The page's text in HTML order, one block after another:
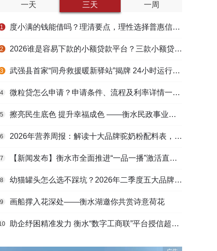
一天 三天 一周
1 度小满的钱能借吗？理清要点，理性选择普惠信贷服务
2 2026谁是容易下款的小额贷款平台？三款小额贷款产品全面对比
3 武强县首家“同舟救援暖新驿站”揭牌 24小时运行守护户外劳动者
4 微粒贷怎么申请？申请条件、流程及利率详情一文看懂
5 擦亮民生底色 提升幸福成色 ——衡水民政事业高质量发展综述
6 2026年营养周报：解读十大品牌驼奶粉配料表，识别纯驼乳与益生元
7 【新闻发布】衡水市全面推进“一品一播”激活直播电商发展新动能
8 幼猫罐头怎么选不踩坑？2026年二季度五大品牌肠胃适配营养安全
9 画船撑入花深处——衡水湖邀你共赏诗意荷花
助企纾困精准发力 衡水“数字工商联”平台授信超165亿元